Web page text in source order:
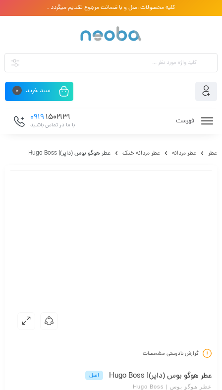
کلیه محصولات اصل و با ضمانت مرجوع تقدیم میگردد .
سبد خرید 0
فهرست 1502131
0919
با ما در تماس باشـید
عطر عطر مردانه عطر مردانه خنک عطر هوگو بوس (داپر)| Hugo Boss
گزارش نادرستی مشخصات
عطر هوگو بوس (داپر)| Hugo Boss اصل
عطر هوگو بوس | Hugo Boss